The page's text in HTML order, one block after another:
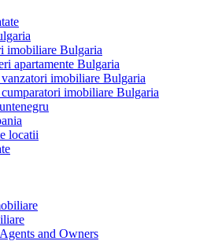
imobiliare Bulgaria
apartamente Bulgaria
imobiliare Bulgaria
imobiliare Bulgaria
locatii
and Owners